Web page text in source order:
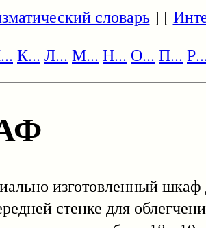
словарь] [
К... Л... М... Н... О... П...
изготовленный шкаф
стенке для